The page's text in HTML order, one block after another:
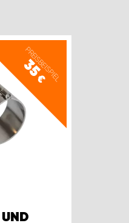
PREISBEISPIEL
35
€